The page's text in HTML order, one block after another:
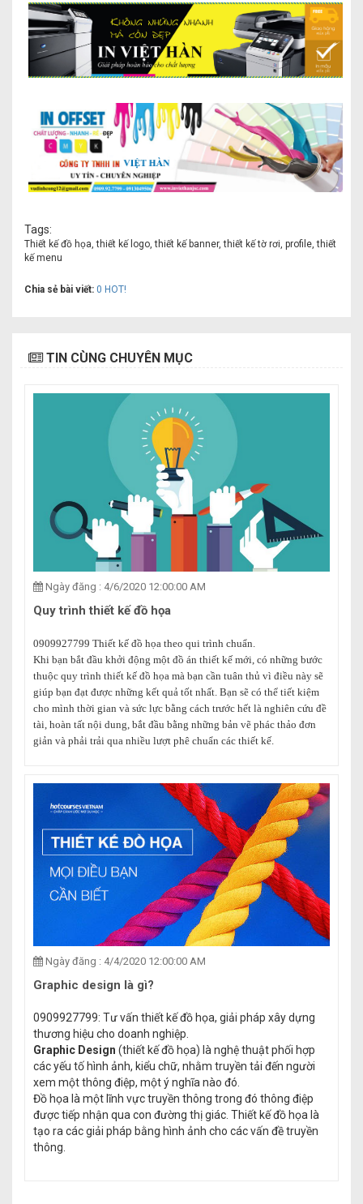
Tags:
Thiết kế đồ họa, thiết kế logo, thiết kế banner, thiết kế tờ rơi, profile, thiết
kế menu
Chia sẻ bài viết: 0 HOT!
TIN CÙNG CHUYÊN MỤC
Ngày đăng : 4/6/2020 12:00:00 AM
Quy trình thiết kế đồ họa
0909927799 Thiết kế đồ họa theo qui trình chuẩn.
Khi bạn bắt đầu khởi động một đồ án thiết kế mới, có những bước
thuộc quy trình thiết kế đồ họa mà bạn cần tuân thủ vì điều này sẽ
giúp bạn đạt được những kết quả tốt nhất. Bạn sẽ có thể tiết kiệm
cho mình thời gian và sức lực bằng cách trước hết là nghiên cứu đề
tài, hoàn tất nội dung, bắt đầu bằng những bản vẽ phác thảo đơn
giản và phải trải qua nhiều lượt phê chuẩn các thiết kế.
Ngày đăng : 4/4/2020 12:00:00 AM
Graphic design là gì?
0909927799: Tư vấn thiết kế đồ họa, giải pháp xây dựng
thương hiệu cho doanh nghiệp.
Graphic Design (thiết kế đồ họa) là nghệ thuật phối hợp
các yếu tố hình ảnh, kiểu chữ, nhằm truyền tải đến người
xem một thông điệp, một ý nghĩa nào đó.
Đồ họa là một lĩnh vực truyền thông trong đó thông điệp
được tiếp nhận qua con đường thị giác. Thiết kế đồ họa là
tạo ra các giải pháp bằng hình ảnh cho các vấn đề truyền
thông.